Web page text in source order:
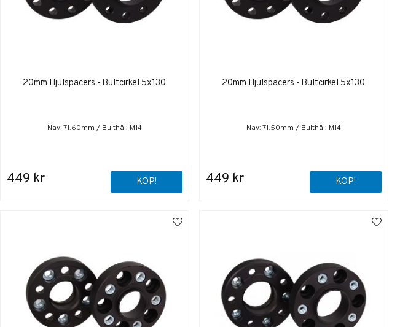
20mm Hjulspacers - Bultcirkel 5x130
Nav: 71.60mm / Bulthål: M14
449 kr KÖP!
20mm Hjulspacers - Bultcirkel 5x130
Nav: 71.50mm / Bulthål: M14
449 kr KÖP!